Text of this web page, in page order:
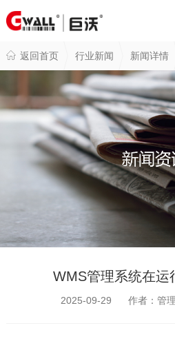
返回首页 行业新闻 新闻详情
WMS管理系统在运
2025-09-29 作者：管